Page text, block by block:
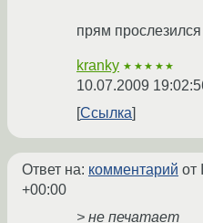
прям прослезился
kranky ★★★★★
10.07.2009
Ссылка
Ответ на: комментарий от
+00:00
> не печатает